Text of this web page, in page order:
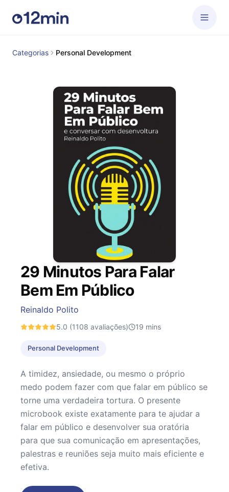
Categorias Personal Development
29 Minutos Para Falar
Bem Em Público
Reinaldo Polito
5.0 (1108 avaliações) 19 mins
Personal Development
A timidez, ansiedade, ou mesmo o próprio
medo podem fazer com que falar em público se
torne uma verdadeira tortura. O presente
microbook existe exatamente para te ajudar a
falar em público e desenvolver sua oratória
para que sua comunicação em apresentações,
palestras e reuniões seja muito mais eficiente e
efetiva.